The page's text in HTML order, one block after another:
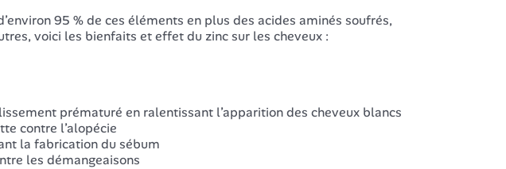
95 % de ces éléments en plus des acides aminés soufrés,
voici les bienfaits et effet du zinc sur les cheveux :
prématuré en ralentissant l’apparition des cheveux blancs
contre l’alopécie
la fabrication du sébum
les démangeaisons